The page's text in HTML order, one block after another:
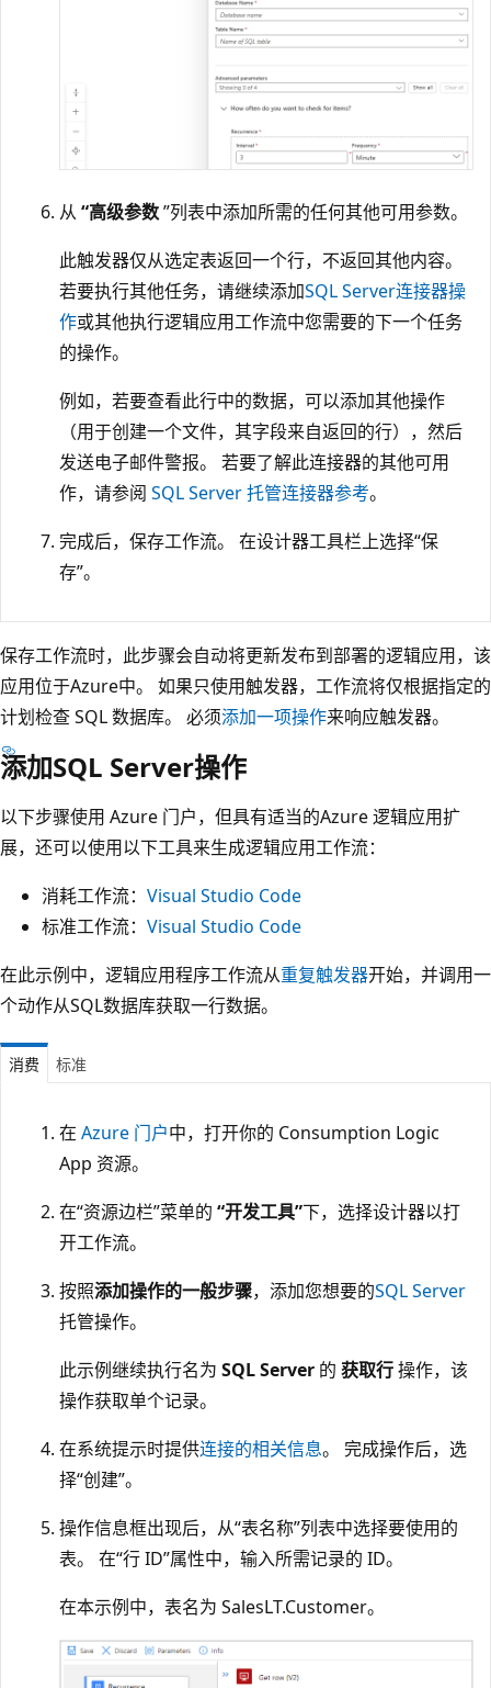
从 “高级参数”列表中添加所需的任何其他可用参数。
此触发器仅从选定表返回一个行，不返回其他内容。
若要执行其他任务，请继续添加SQL Server连接器操
作或其他执行逻辑应用工作流中您需要的下一个任务
的操作。
例如，若要查看此行中的数据，可以添加其他操作
（用于创建一个文件，其字段来自返回的行），然后
发送电子邮件警报。 若要了解此连接器的其他可用
作，请参阅 SQL Server 托管连接器参考。
完成后，保存工作流。 在设计器工具栏上选择“保
存”。
保存工作流时，此步骤会自动将更新发布到部署的逻辑应用，该
应用位于Azure中。 如果只使用触发器，工作流将仅根据指定的
计划检查 SQL 数据库。 必须添加一项操作来响应触发器。
添加SQL Server操作
以下步骤使用 Azure 门户，但具有适当的Azure 逻辑应用扩
展，还可以使用以下工具来生成逻辑应用工作流：
消耗工作流： Visual Studio Code
标准工作流： Visual Studio Code
在此示例中，逻辑应用程序工作流从重复触发器开始，并调用一
个动作从SQL数据库获取一行数据。
消费 标准
在 Azure 门户中，打开你的 Consumption Logic
App 资源。
在“资源边栏”菜单的 “开发工具”下，选择设计器以打
开工作流。
按照添加操作的一般步骤，添加您想要的SQL Server
托管操作。
此示例继续执行名为 SQL Server 的 获取行操作，该
操作获取单个记录。
在系统提示时提供连接的相关信息。 完成操作后，选
择“创建”。
操作信息框出现后，从“表名称”列表中选择要使用的
表。 在“行 ID”属性中，输入所需记录的 ID。
在本示例中，表名为 SalesLT.Customer。